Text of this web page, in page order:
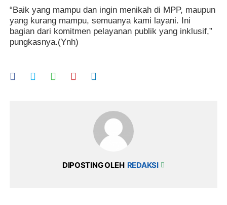
“Baik yang mampu dan ingin menikah di MPP, maupun
yang kurang mampu, semuanya kami layani. Ini
bagian dari komitmen pelayanan publik yang inklusif,”
pungkasnya.(Ynh)
DIPOSTING OLEH REDAKSI